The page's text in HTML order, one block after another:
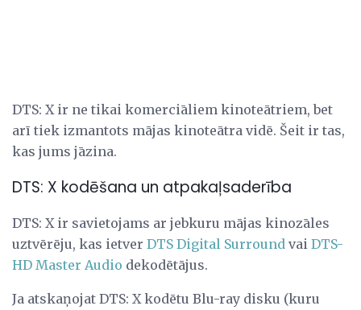
DTS: X ir ne tikai komerciāliem kinoteātriem, bet
arī tiek izmantots mājas kinoteātra vidē. Šeit ir tas,
kas jums jāzina.
DTS: X kodēšana un atpakaļsaderība
DTS: X ir savietojams ar jebkuru mājas kinozāles
uztvērēju, kas ietver DTS Digital Surround vai DTS-
HD Master Audio dekodētājus.
Ja atskaņojat DTS: X kodētu Blu-ray disku (kuru